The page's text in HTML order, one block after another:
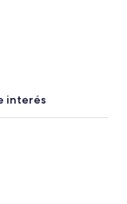
interés